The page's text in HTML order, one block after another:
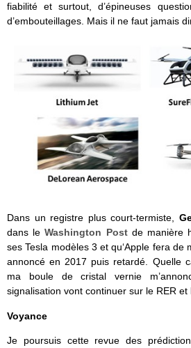
fiabilité et surtout, d’épineuses
d’embouteillages. Mais il ne faut jamais
Dans un registre plus court-termiste,
dans leWashington Postde manière
ses Tesla modèles 3 et qu‘Apple fera de
annoncé en 2017 puis retardé. Quelle
ma boule de cristal vernie
signalisation vont continuer sur le RER
Voyance
Je poursuis cette revue des